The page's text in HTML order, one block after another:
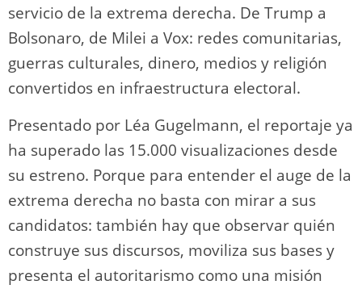
servicio de la extrema derecha. De Trump a
Bolsonaro, de Milei a Vox: redes comunitarias,
guerras culturales, dinero, medios y religión
convertidos en infraestructura electoral.
Presentado por Léa Gugelmann, el reportaje ya
ha superado las 15.000 visualizaciones desde
su estreno. Porque para entender el auge de la
extrema derecha no basta con mirar a sus
candidatos: también hay que observar quién
construye sus discursos, moviliza sus bases y
presenta el autoritarismo como una misión